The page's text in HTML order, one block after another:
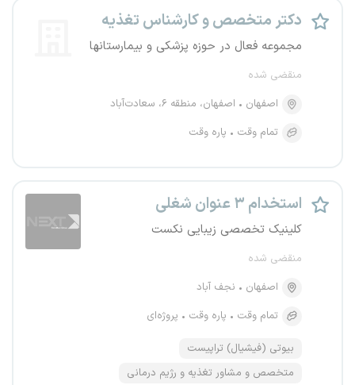
دکتر متخصص و کارشناس تغذیه
مجموعه فعال در حوزه پزشکی و بیمارستانها
منقضی شده
اصفهان
اصفهان، منطقه ۶، سعادت‌آباد
تمام وقت
پاره وقت
استخدام ۳ عنوان شغلی
کلینیک تخصصی زیبایی نکست
منقضی شده
اصفهان
نجف آباد
تمام وقت
پاره وقت پروژه‌ای
بیوتی (فیشیال) تراپیست
متخصص و مشاور تغذیه و رژیم درمانی